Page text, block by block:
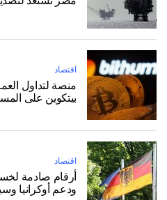
اقتصاد
بيتكوين على
اقتصاد
أرقام صادمة
ودعم أوكرانيا